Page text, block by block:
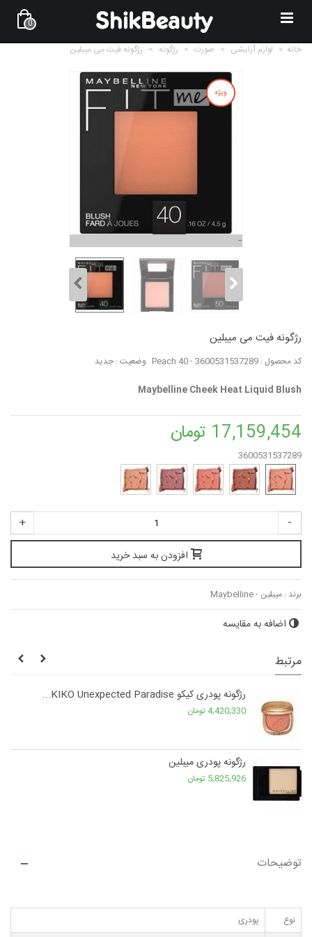
0
خانه > لوازم آرایشی > صورت > رژگونه > رژگونه فیت می میبلین
ویژه
رژگونه فیت می میبلین
کد محصول : 3600531537289 - Peach 40 وضعیت : جدید
Maybelline Cheek Heat Liquid Blush
17,159,454 تومان
3600531537289
-
+
افزودن به سبد خرید
برند : میبلین - Maybelline
اضافه به مقایسه
مرتبط
رژگونه پودری کیکو KIKO Unexpected Paradise...
4,420,330 تومان
رژگونه پودری میبلین
5,825,926 تومان
توضیحات
نوع پودری